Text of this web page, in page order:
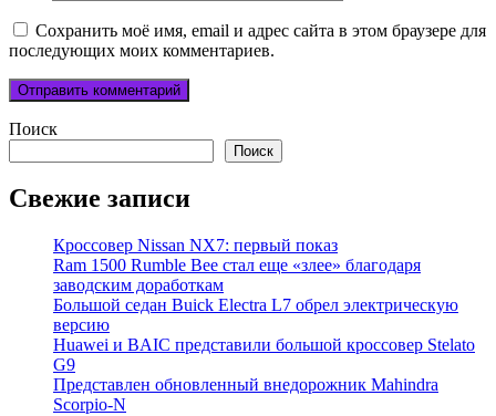
Сохранить моё имя, email и адрес сайта в этом браузере для
последующих моих комментариев.
Поиск
Поиск
Свежие записи
Кроссовер Nissan NX7: первый показ
Ram 1500 Rumble Bee стал еще «злее» благодаря
заводским доработкам
Большой седан Buick Electra L7 обрел электрическую
версию
Huawei и BAIC представили большой кроссовер Stelato
G9
Представлен обновленный внедорожник Mahindra
Scorpio-N